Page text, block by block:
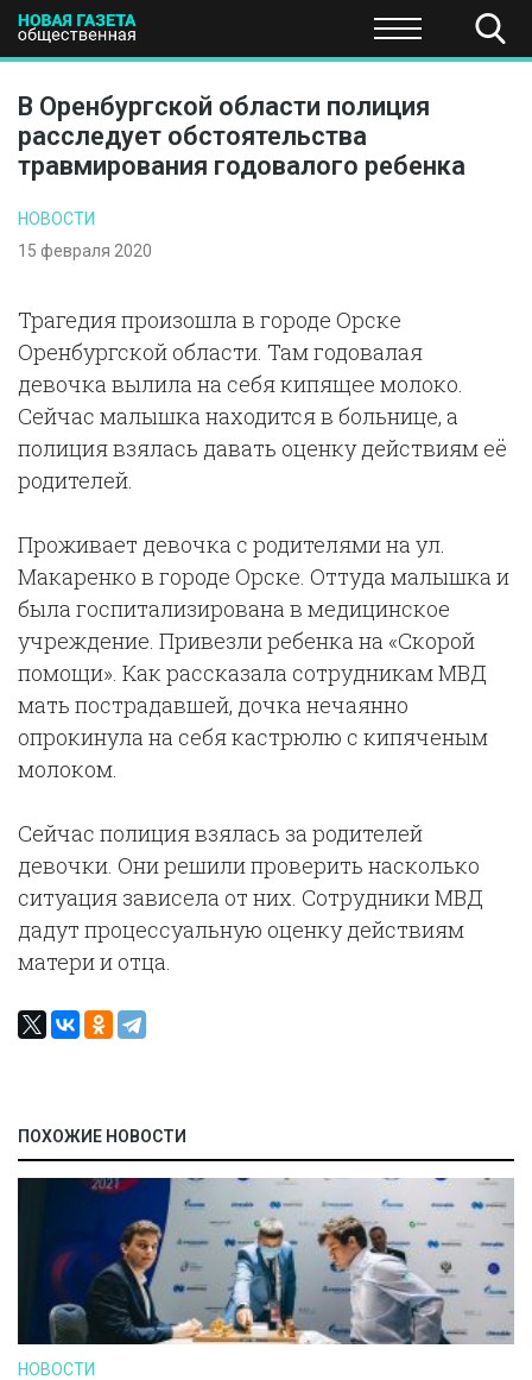
ПОЛИТИКА ЭКОНОМИКА НАУКА И
В Оренбургской области полиция
расследует обстоятельства
травмирования годовалого ребенка
НОВОСТИ
15 февраля 2020
Трагедия произошла в городе Орске
Оренбургской области. Там годовалая
девочка вылила на себя кипящее молоко.
Сейчас малышка находится в больнице, а
полиция взялась давать оценку действиям её
родителей.
Проживает девочка с родителями на ул.
Макаренко в городе Орске. Оттуда малышка и
была госпитализирована в медицинское
учреждение. Привезли ребенка на «Скорой
помощи». Как рассказала сотрудникам МВД
мать пострадавшей, дочка нечаянно
опрокинула на себя кастрюлю с кипяченым
молоком.
Сейчас полиция взялась за родителей
девочки. Они решили проверить насколько
ситуация зависела от них. Сотрудники МВД
дадут процессуальную оценку действиям
матери и отца.
ПОХОЖИЕ НОВОСТИ
НОВОСТИ